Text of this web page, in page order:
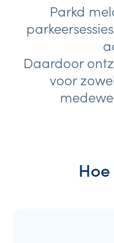
Parkd
Daardoor
voor